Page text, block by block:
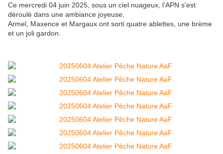
Ce mercredi 04 juin 2025, sous un ciel nuageux, l'APN s'est
déroulé dans une ambiance joyeuse.
Armel, Maxence et Margaux ont sorti quatre ablettes, une brème
et un joli gardon.